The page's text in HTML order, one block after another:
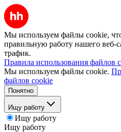
Мы используем файлы cookie,
правильную работу нашего веб-
трафик.
Правила использования файлов
Мы используем файлы cookie.
файлов cookie
Понятно
Ищу работу
Ищу работу
Ищу работу